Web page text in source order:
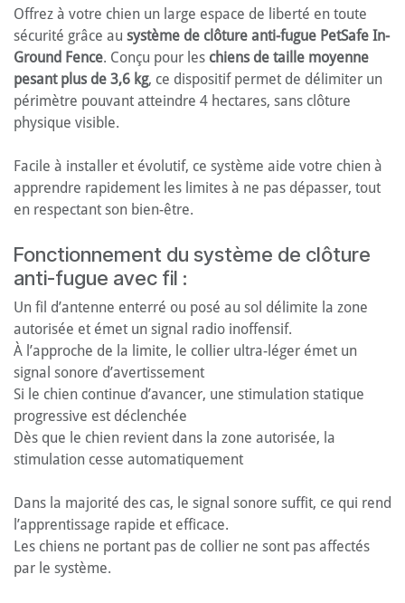
Offrez à votre chien un large espace de liberté en toute
sécurité grâce au système de clôture anti-fugue PetSafe In-
Ground Fence. Conçu pour les chiens de taille moyenne
pesant plus de 3,6 kg, ce dispositif permet de délimiter un
périmètre pouvant atteindre 4 hectares, sans clôture
physique visible.
Facile à installer et évolutif, ce système aide votre chien à
apprendre rapidement les limites à ne pas dépasser, tout
en respectant son bien-être.
Fonctionnement du système de clôture
anti-fugue avec fil :
Un fil d’antenne enterré ou posé au sol délimite la zone
autorisée et émet un signal radio inoffensif.
À l’approche de la limite, le collier ultra-léger émet un
signal sonore d’avertissement
Si le chien continue d’avancer, une stimulation statique
progressive est déclenchée
Dès que le chien revient dans la zone autorisée, la
stimulation cesse automatiquement
Dans la majorité des cas, le signal sonore suffit, ce qui rend
l’apprentissage rapide et efficace.
Les chiens ne portant pas de collier ne sont pas affectés
par le système.